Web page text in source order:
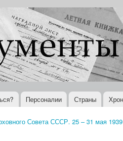
Персоналии Страны
Совета СССР. 25 – 31 мая